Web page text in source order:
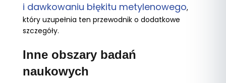
i dawkowaniu błękitu metylenowego,
który uzupełnia ten przewodnik o dodatkowe
szczegóły.
Inne obszary badań
naukowych